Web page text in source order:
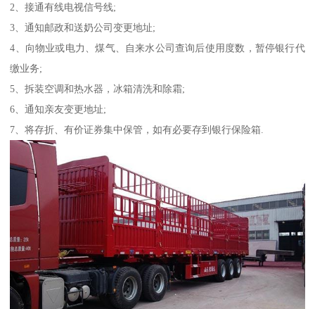
2、接通有线电视信号线;
3、通知邮政和送奶公司变更地址;
4、向物业或电力、煤气、自来水公司查询后使用度数，暂停银行代
缴业务;
5、拆装空调和热水器，冰箱清洗和除霜;
6、通知亲友变更地址;
7、将存折、有价证券集中保管，如有必要存到银行保险箱.